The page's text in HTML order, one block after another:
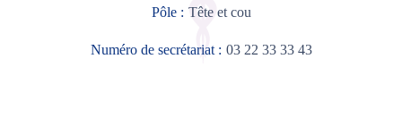
Pôle : Tête et cou
Numéro de secrétariat : 03 22 33 33 43